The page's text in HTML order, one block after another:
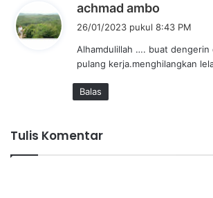
achmad ambo
k
a
26/01/2023 pukul 8:43 PM
Alhamdulillah …. buat dengerin
pulang kerja.menghilangkan
Balas
Tulis Komentar